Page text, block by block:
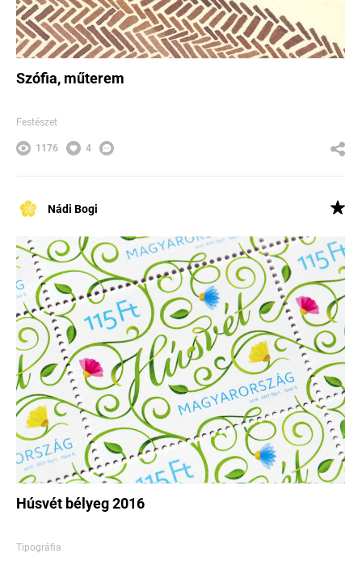
Szófia, műterem
Festészet
1176 4
Nádi Bogi
Húsvét bélyeg 2016
Tipográfia